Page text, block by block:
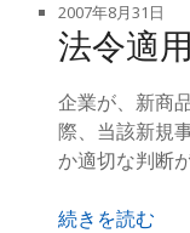
2007年8月31日
法令適
企業が、新商
際、当該新規
か適切な判断
続きを読む